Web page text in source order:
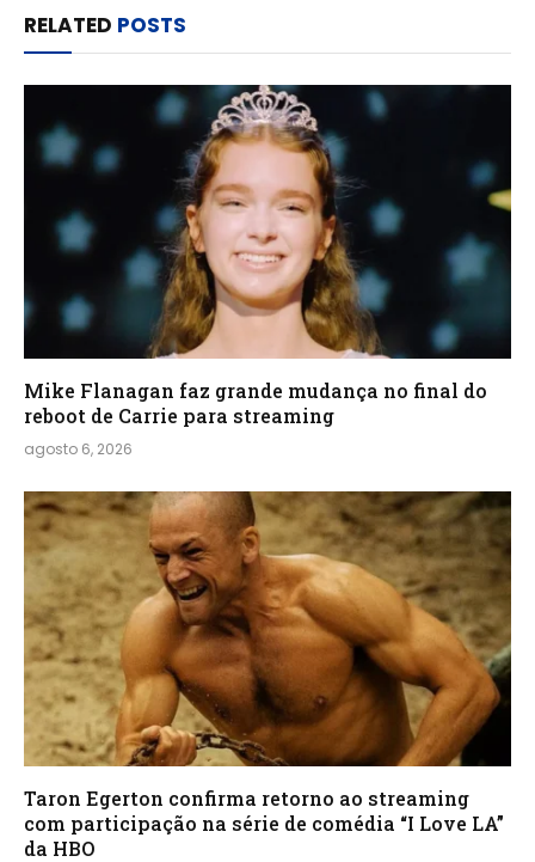
RELATED POSTS
Mike Flanagan faz grande mudança no final do
reboot de Carrie para streaming
agosto 6, 2026
Taron Egerton confirma retorno ao streaming
com participação na série de comédia “I Love LA”
da HBO